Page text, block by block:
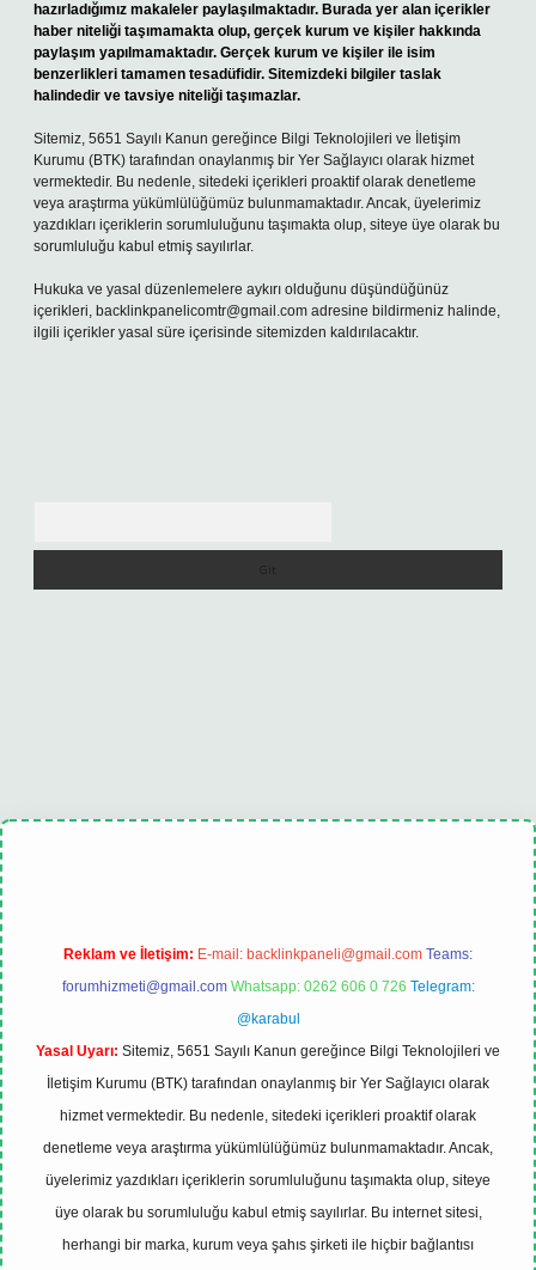
hazırladığımız makaleler paylaşılmaktadır. Burada yer alan içerikler
haber niteliği taşımamakta olup, gerçek kurum ve kişiler hakkında
paylaşım yapılmamaktadır. Gerçek kurum ve kişiler ile isim
benzerlikleri tamamen tesadüfidir. Sitemizdeki bilgiler taslak
halindedir ve tavsiye niteliği taşımazlar.
Sitemiz, 5651 Sayılı Kanun gereğince Bilgi Teknolojileri ve İletişim
Kurumu (BTK) tarafından onaylanmış bir Yer Sağlayıcı olarak hizmet
vermektedir. Bu nedenle, sitedeki içerikleri proaktif olarak denetleme
veya araştırma yükümlülüğümüz bulunmamaktadır. Ancak, üyelerimiz
yazdıkları içeriklerin sorumluluğunu taşımakta olup, siteye üye olarak bu
sorumluluğu kabul etmiş sayılırlar.
Hukuka ve yasal düzenlemelere aykırı olduğunu düşündüğünüz
içerikleri, backlinkpanelicomtr@gmail.com adresine bildirmeniz halinde,
ilgili içerikler yasal süre içerisinde sitemizden kaldırılacaktır.
tulipbet güncel
Reklam ve İletişim: E-mail: backlinkpaneli@gmail.com Teams:
forumhizmeti@gmail.com Whatsapp: 0262 606 0 726 Telegram:
@karabul
Yasal Uyarı: Sitemiz, 5651 Sayılı Kanun gereğince Bilgi Teknolojileri ve
İletişim Kurumu (BTK) tarafından onaylanmış bir Yer Sağlayıcı olarak
hizmet vermektedir. Bu nedenle, sitedeki içerikleri proaktif olarak
denetleme veya araştırma yükümlülüğümüz bulunmamaktadır. Ancak,
üyelerimiz yazdıkları içeriklerin sorumluluğunu taşımakta olup, siteye
üye olarak bu sorumluluğu kabul etmiş sayılırlar. Bu internet sitesi,
herhangi bir marka, kurum veya şahıs şirketi ile hiçbir bağlantısı